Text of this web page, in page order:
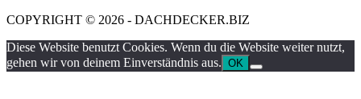
COPYRIGHT © 2026 - DACHDECKER.BIZ
Diese Website benutzt Cookies. Wenn du die Website weiter nutzt,
gehen wir von deinem Einverständnis aus. OK